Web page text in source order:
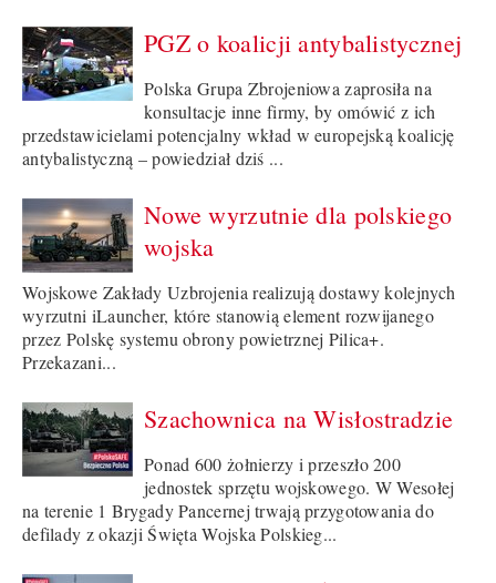
PGZ o koalicji antybalistycznej
Polska Grupa Zbrojeniowa zaprosiła na
konsultacje inne firmy, by omówić z ich
przedstawicielami potencjalny wkład w europejską koalicję
antybalistyczną – powiedział dziś ...
Nowe wyrzutnie dla polskiego
wojska
Wojskowe Zakłady Uzbrojenia realizują dostawy kolejnych
wyrzutni iLauncher, które stanowią element rozwijanego
przez Polskę systemu obrony powietrznej Pilica+.
Przekazani...
Szachownica na Wisłostradzie
Ponad 600 żołnierzy i przeszło 200
jednostek sprzętu wojskowego. W Wesołej
na terenie 1 Brygady Pancernej trwają przygotowania do
defilady z okazji Święta Wojska Polskieg...